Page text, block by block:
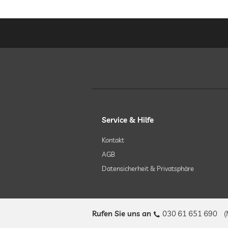
Service & Hilfe
Kontakt
AGB
Datensicherheit & Privatsphäre
Rufen Sie uns an 030 61 651 690